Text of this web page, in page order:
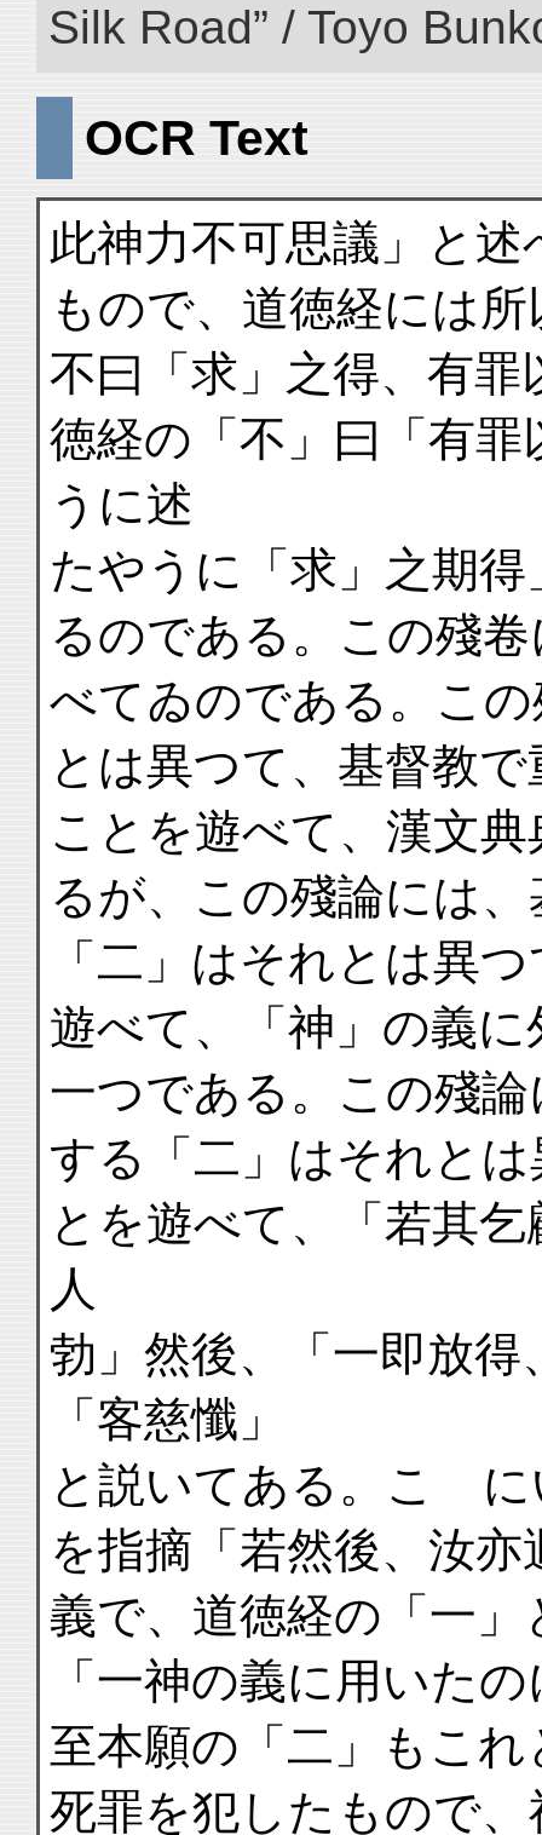
Silk Road” / Toyo
OCR Text
此神力不可思議」と
もので、道徳経には
不曰「求」之得、有
徳経の「不」曰「有
うに述
たやうに「求」之期
るのである。この殘
べてゐのである。こ
とは異つて、基督教
ことを遊べて、漢文典
るが、この殘論には
「二」はそれとは異
遊べて、「神」の義
一つである。この殘
する「二」はそれと
とを遊べて、「若其
人
勃」然後、「一即放
「客慈懺」
と説いてある。こゝ
を指摘「若然後、汝
義で、道徳経の「一
「一神の義に用いた
至本願の「二」もこれ
死罪を犯したもので